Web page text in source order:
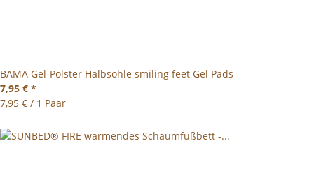
BAMA Gel-Polster Halbsohle smiling feet Gel Pads
7,95 € *
7,95 € / 1 Paar